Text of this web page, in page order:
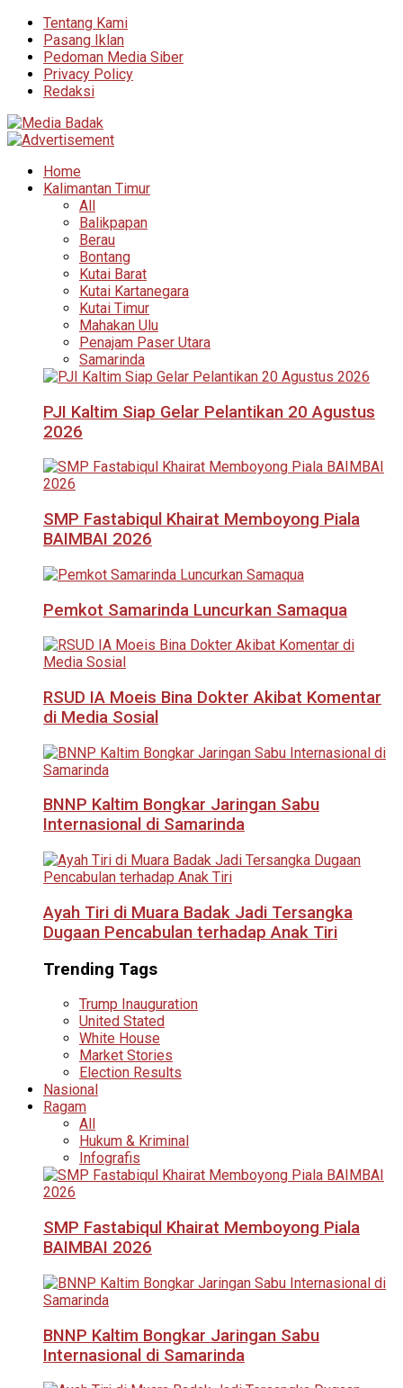
Tentang Kami
Pasang Iklan
Pedoman Media Siber
Privacy Policy
Redaksi
Home
Kalimantan Timur
All
Balikpapan
Berau
Bontang
Kutai Barat
Kutai Kartanegara
Kutai Timur
Mahakan Ulu
Penajam Paser Utara
Samarinda
PJI Kaltim Siap Gelar Pelantikan 20 Agustus
2026
SMP Fastabiqul Khairat Memboyong Piala
BAIMBAI 2026
Pemkot Samarinda Luncurkan Samaqua
RSUD IA Moeis Bina Dokter Akibat Komentar
di Media Sosial
BNNP Kaltim Bongkar Jaringan Sabu
Internasional di Samarinda
Ayah Tiri di Muara Badak Jadi Tersangka
Dugaan Pencabulan terhadap Anak Tiri
Trending Tags
Trump Inauguration
United Stated
White House
Market Stories
Election Results
Nasional
Ragam
All
Hukum & Kriminal
Infografis
SMP Fastabiqul Khairat Memboyong Piala
BAIMBAI 2026
BNNP Kaltim Bongkar Jaringan Sabu
Internasional di Samarinda